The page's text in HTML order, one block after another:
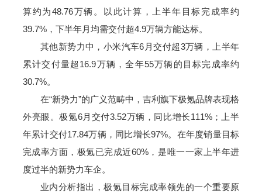
算约为48.76万辆。以此计算，上半年目标完成率约
39.7%，下半年月均需交付超4.9万辆方能达标。
其他新势力中，小米汽车6月交付超3万辆，上半年
累计交付量超16.9万辆，全年55万辆的目标完成率约
30.7%。
在“新势力”的广义范畴中，吉利旗下极氪品牌表现格
外亮眼。极氪6月交付3.52万辆，同比增长111%；上半
年累计交付17.84万辆，同比增长97%。在年度销量目标
完成率方面，极氪已完成近60%，是唯一一家上半年进
度过半的新势力车企。
业内分析指出，极氪目标完成率领先的一个重要原